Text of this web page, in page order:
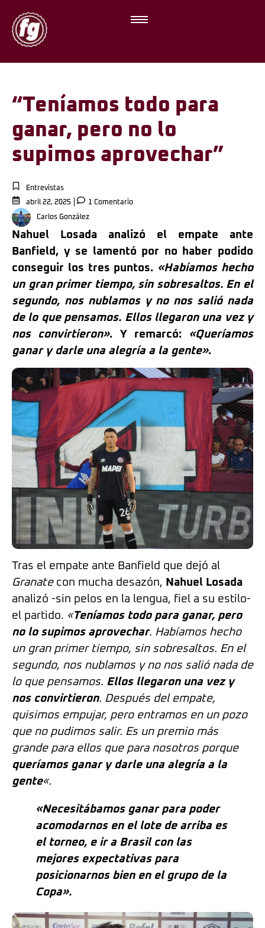
“Teníamos todo para
ganar, pero no lo
supimos aprovechar”
Entrevistas
abril 22, 2025
1 Comentario
Carlos González
Nahuel Losada analizó el empate ante
Banfield, y se lamentó por no haber podido
conseguir los tres puntos. «Habíamos hecho
un gran primer tiempo, sin sobresaltos. En el
segundo, nos nublamos y no nos salió nada
de lo que pensamos. Ellos llegaron una vez y
nos convirtieron». Y remarcó:
«Queríamos
ganar y darle una alegría a la gente».
Tras el empate ante Banfield que dejó al
Granatecon mucha desazón, Nahuel Losada
analizó -sin pelos en la lengua, fiel a su estilo-
el partido. «Teníamos todo para ganar, pero
no lo supimos aprovechar. Habíamos hecho
un gran primer tiempo, sin sobresaltos. En el
segundo, nos nublamos y no nos salió nada de
lo que pensamos. Ellos llegaron una vez y
nos convirtieron. Después del empate,
quisimos empujar, pero entramos en un pozo
que no pudimos salir. Es un premio más
grande para ellos que para nosotros porque
queríamos ganar y darle una alegría a la
gente«.
«Necesitábamos ganar para poder
acomodarnos en el lote de arriba es
el torneo, e ir a Brasil con las
mejores expectativas para
posicionarnos bien en el grupo de la
Copa».